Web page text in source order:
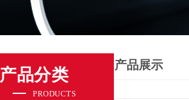
产品分类
PRODUCTS
产品展示